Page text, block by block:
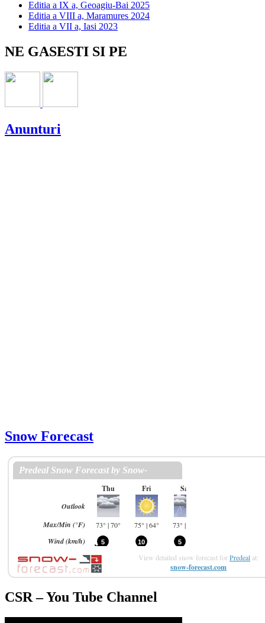
Editia a IX a, Geoagiu-Bai 2025
Editia a VIII a, Maramures 2024
Editia a VII a, Iasi 2023
NE GASESTI SI PE
Anunturi
Snow Forecast
View detailed snow forecast forPredeal at:
snow-forecast.com
CSR – You Tube Channel